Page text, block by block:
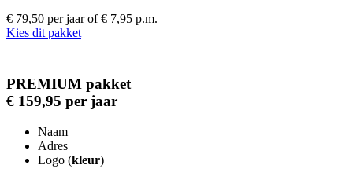
€ 79,50 per jaar of € 7,95 p.m.
Kies dit pakket
PREMIUM pakket
€ 159,95 per jaar
Naam
Adres
Logo (kleur)